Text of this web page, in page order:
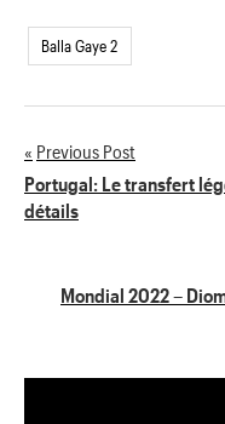
Balla Gaye 2
Navigation
de
Previous Post
Portugal: Le transfert
détails
Mondial 2022 –